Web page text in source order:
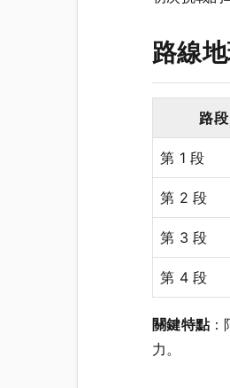
路線
路段
第 1 段
第 2 段
第 3 段
第 4 段
關鍵特點：
力。